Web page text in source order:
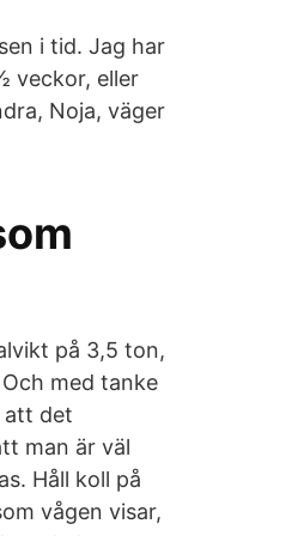
i tid. Jag har
veckor, eller
Noja, väger
på 3,5 ton,
med tanke
att det
man är väl
Håll koll på
vågen visar,